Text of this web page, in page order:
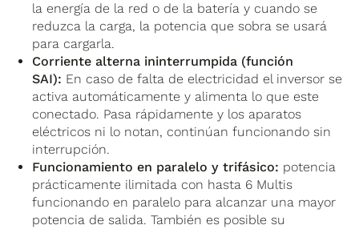
la energía de la red o de la batería y cuando se
reduzca la carga, la potencia que sobra se usará
para cargarla.
Corriente alterna ininterrumpida (función
SAI): En caso de falta de electricidad el inversor se
activa automáticamente y alimenta lo que este
conectado. Pasa rápidamente y los aparatos
eléctricos ni lo notan, continúan funcionando sin
interrupción.
Funcionamiento en paralelo y trifásico: potencia
prácticamente ilimitada con hasta 6 Multis
funcionando en paralelo para alcanzar una mayor
potencia de salida. También es posible su